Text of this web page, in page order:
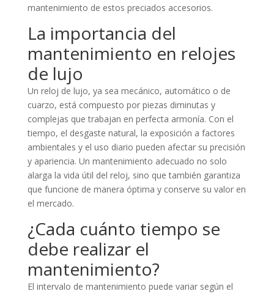
mantenimiento de estos preciados accesorios.
La importancia del
mantenimiento en relojes
de lujo
Un reloj de lujo, ya sea mecánico, automático o de
cuarzo, está compuesto por piezas diminutas y
complejas que trabajan en perfecta armonía. Con el
tiempo, el desgaste natural, la exposición a factores
ambientales y el uso diario pueden afectar su precisión
y apariencia. Un mantenimiento adecuado no solo
alarga la vida útil del reloj, sino que también garantiza
que funcione de manera óptima y conserve su valor en
el mercado.
¿Cada cuánto tiempo se
debe realizar el
mantenimiento?
El intervalo de mantenimiento puede variar según el